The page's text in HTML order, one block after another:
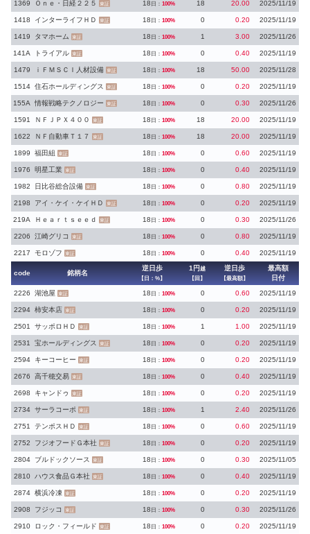
1369 Ｏｎｅ・日経２２５ 東証 18 日： 100% 18 20.00 2025/11/19
1418 インターライフＨＤ 東証 18 日： 100% 0 0.20 2025/11/19
1419 タマホーム 東証 18 日： 100% 1 3.00 2025/11/26
141A トライアル 東証 18 日： 100% 0 0.40 2025/11/19
1479 ｉＦＭＳＣＩ人材設備 東証 18 日： 100% 18 50.00 2025/11/28
1514 住石ホールディングス 東証 18 日： 100% 0 0.20 2025/11/19
155A 情報戦略テクノロジー 東証 18 日： 100% 0 0.30 2025/11/26
1591 ＮＦＪＰＸ４００ 東証 18 日： 100% 18 20.00 2025/11/19
1622 ＮＦ自動車Ｔ１７ 東証 18 日： 100% 18 20.00 2025/11/19
1899 福田組 東証 18 日： 100% 0 0.60 2025/11/19
1976 明星工業 東証 18 日： 100% 0 0.40 2025/11/19
1982 日比谷総合設備 東証 18 日： 100% 0 0.80 2025/11/19
2198 アイ・ケイ・ケイＨＤ 東証 18 日： 100% 0 0.20 2025/11/19
219A Ｈｅａｒｔｓｅｅｄ 東証 18 日： 100% 0 0.30 2025/11/26
2206 江崎グリコ 東証 18 日： 100% 0 0.80 2025/11/19
2217 モロゾフ 東証 18 日： 100% 0 0.40 2025/11/19
code 銘柄名
逆日歩
【日：%】
1円 越
【回】
逆日歩
【最高額】
最高額
日付
2226
湖池屋 東証 18 日： 100% 0 0.60 2025/11/19
2294 柿安本店 東証 18 日： 100% 0 0.20 2025/11/19
2501 サッポロＨＤ 東証 18 日： 100% 1 1.00 2025/11/19
2531 宝ホールディングス 東証 18 日： 100% 0 0.20 2025/11/19
2594 キーコーヒー 東証 18 日： 100% 0 0.20 2025/11/19
2676 高千穂交易 東証 18 日： 100% 0 0.40 2025/11/19
2698 キャンドゥ 東証 18 日： 100% 0 0.20 2025/11/19
2734 サーラコーポ 東証 18 日： 100% 1 2.40 2025/11/26
2751 テンポスＨＤ 東証 18 日： 100% 0 0.60 2025/11/19
2752 フジオフードＧ本社 東証 18 日： 100% 0 0.20 2025/11/19
2804 ブルドックソース 東証 18 日： 100% 0 0.30 2025/11/05
2810 ハウス食品Ｇ本社 東証 18 日： 100% 0 0.40 2025/11/19
2874 横浜冷凍 東証 18 日： 100% 0 0.20 2025/11/19
2908 フジッコ 東証 18 日： 100% 0 0.30 2025/11/26
2910 ロック・フィールド 東証 18 日： 100% 0 0.20 2025/11/19